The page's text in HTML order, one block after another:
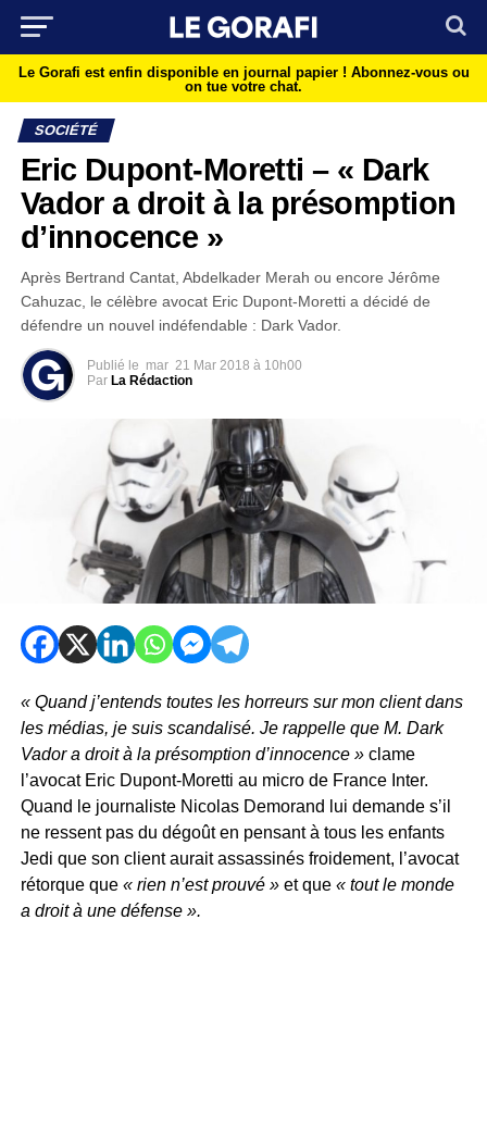
Le Gorafi est enfin disponible en journal papier ! Abonnez-vous ou
on tue votre chat.
SOCIÉTÉ
Eric Dupont-Moretti – « Dark
Vador a droit à la présomption
d’innocence »
Après Bertrand Cantat, Abdelkader Merah ou encore Jérôme
Cahuzac, le célèbre avocat Eric Dupont-Moretti a décidé de
défendre un nouvel indéfendable : Dark Vador.
Publié le mar 21 Mar 2018 à 10h00
Par La Rédaction
« Quand j’entends toutes les horreurs sur mon client dans
les médias, je suis scandalisé. Je rappelle que M. Dark
Vador a droit à la présomption d’innocence »clame
l’avocat Eric Dupont-Moretti au micro de France Inter.
Quand le journaliste Nicolas Demorand lui demande s’il
ne ressent pas du dégoût en pensant à tous les enfants
Jedi que son client aurait assassinés froidement, l’avocat
rétorque que« rien n’est prouvé »et que « tout le monde
a droit à une défense ».